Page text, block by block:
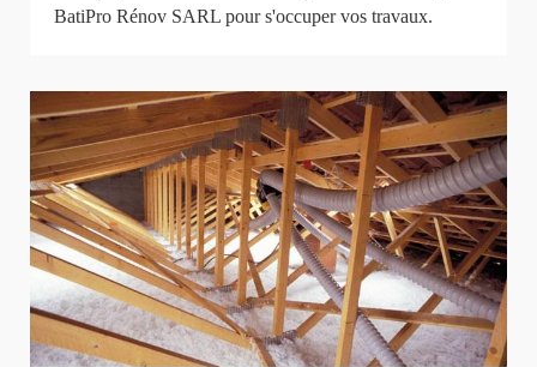
BatiPro Rénov SARL pour s'occuper vos travaux.